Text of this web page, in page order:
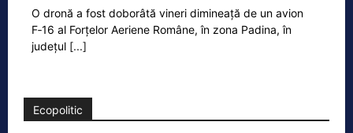
O dronă a fost doborâtă vineri dimineață de un avion
F‑16 al Forțelor Aeriene Române, în zona Padina, în
județul [...]
Ecopolitic